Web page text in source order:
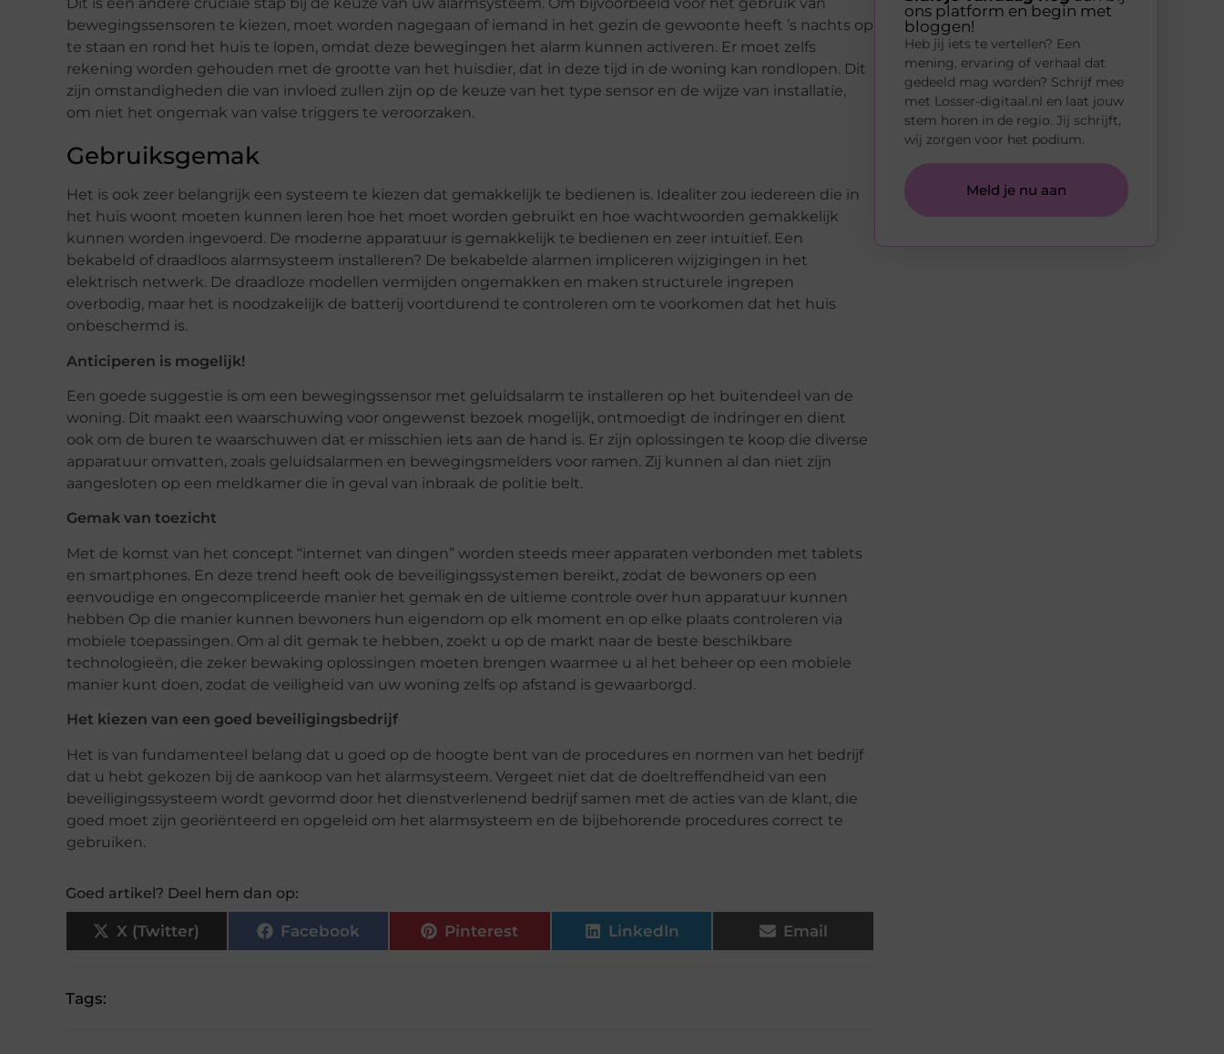
bewegingssensoren te kiezen, moet worden nagegaan of iemand in het gezin de gewoonte heeft ’s nachts op
te staan en rond het huis te lopen, omdat deze bewegingen het alarm kunnen activeren. Er moet zelfs
rekening worden gehouden met de grootte van het huisdier, dat in deze tijd in de woning kan rondlopen. Dit
zijn omstandigheden die van invloed zullen zijn op de keuze van het type sensor en de wijze van installatie,
om niet het ongemak van valse triggers te veroorzaken.
Gebruiksgemak
Het is ook zeer belangrijk een systeem te kiezen dat gemakkelijk te bedienen is. Idealiter zou iedereen die in
het huis woont moeten kunnen leren hoe het moet worden gebruikt en hoe wachtwoorden gemakkelijk
kunnen worden ingevoerd. De moderne apparatuur is gemakkelijk te bedienen en zeer intuïtief. Een
bekabeld of draadloos alarmsysteem installeren? De bekabelde alarmen impliceren wijzigingen in het
elektrisch netwerk. De draadloze modellen vermijden ongemakken en maken structurele ingrepen
overbodig, maar het is noodzakelijk de batterij voortdurend te controleren om te voorkomen dat het huis
onbeschermd is.
Anticiperen is mogelijk!
Een goede suggestie is om een bewegingssensor met geluidsalarm te installeren op het buitendeel van de
woning. Dit maakt een waarschuwing voor ongewenst bezoek mogelijk, ontmoedigt de indringer en dient
ook om de buren te waarschuwen dat er misschien iets aan de hand is. Er zijn oplossingen te koop die diverse
apparatuur omvatten, zoals geluidsalarmen en bewegingsmelders voor ramen. Zij kunnen al dan niet zijn
aangesloten op een meldkamer die in geval van inbraak de politie belt.
Gemak van toezicht
Met de komst van het concept “internet van dingen” worden steeds meer apparaten verbonden met tablets
en smartphones. En deze trend heeft ook de beveiligingssystemen bereikt, zodat de bewoners op een
eenvoudige en ongecompliceerde manier het gemak en de ultieme controle over hun apparatuur kunnen
hebben Op die manier kunnen bewoners hun eigendom op elk moment en op elke plaats controleren via
mobiele toepassingen. Om al dit gemak te hebben, zoekt u op de markt naar de beste beschikbare
technologieën, die zeker bewaking oplossingen moeten brengen waarmee u al het beheer op een mobiele
manier kunt doen, zodat de veiligheid van uw woning zelfs op afstand is gewaarborgd.
Het kiezen van een goed beveiligingsbedrijf
Het is van fundamenteel belang dat u goed op de hoogte bent van de procedures en normen van het bedrijf
dat u hebt gekozen bij de aankoop van het alarmsysteem. Vergeet niet dat de doeltreffendheid van een
beveiligingssysteem wordt gevormd door het dienstverlenend bedrijf samen met de acties van de klant, die
goed moet zijn georiënteerd en opgeleid om het alarmsysteem en de bijbehorende procedures correct te
gebruiken.
Goed artikel? Deel hem dan op:
X (Twitter) Facebook Pinterest LinkedIn Email
Tags:
ons platform en begin met
bloggen!
Heb jij iets te vertellen? Een
mening, ervaring of verhaal dat
gedeeld mag worden? Schrijf mee
met Losser-digitaal.nl en laat jouw
stem horen in de regio. Jij schrijft,
wij zorgen voor het podium.
Meld je nu aan